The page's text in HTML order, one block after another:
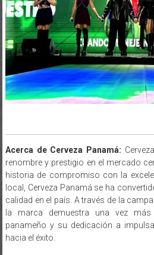
renombre y prestigio en el mercado
historia de compromiso con la
local, Cerveza Panamá se ha
calidad en el país. A través de la
la marca demuestra una vez
panameño y su dedicación a
hacia el éxito.